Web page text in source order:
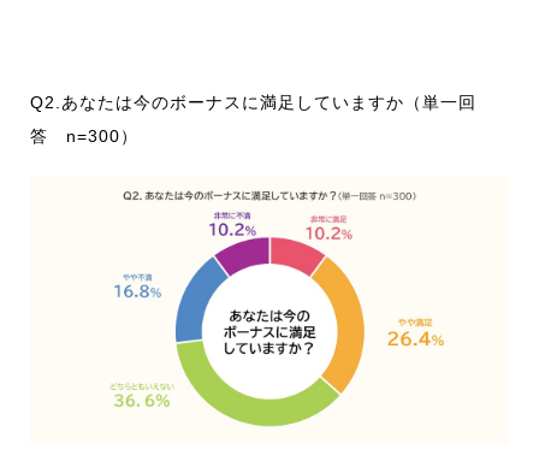
Q2.あなたは今のボーナスに満足していますか（単一回
答 n=300）